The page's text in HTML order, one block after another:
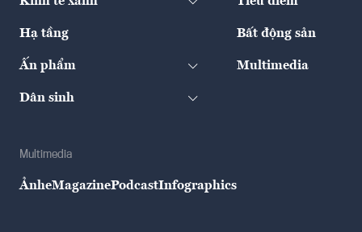
Hạ tầng Bất động sản
Ấn phẩm Multimedia
Dân sinh
Multimedia
ẢnheMagazinePodcastInfographics